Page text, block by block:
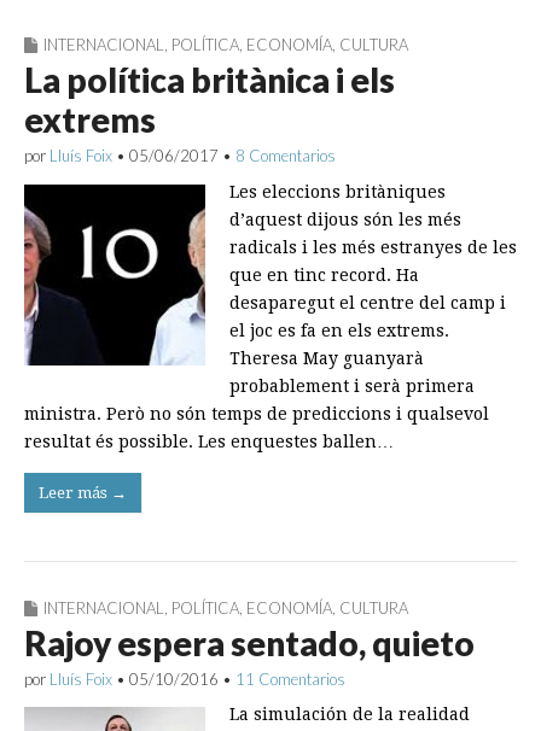
INTERNACIONAL POLÍTICA ECONOMÍA CULTURA
La política britànica i els
extrems
por Lluís Foix • 05/06/2017 • 8 Comentarios
Les eleccions britàniques
d’aquest dijous són les més
radicals i les més estranyes de les
que en tinc record. Ha
desaparegut el centre del camp i
el joc es fa en els extrems.
Theresa May guanyarà
probablement i serà primera
ministra. Però no són temps de prediccions i qualsevol
resultat és possible. Les enquestes ballen…
Leer más →
INTERNACIONAL POLÍTICA ECONOMÍA CULTURA
Rajoy espera sentado, quieto
por Lluís Foix • 05/10/2016 • 11 Comentarios
La simulación de la realidad